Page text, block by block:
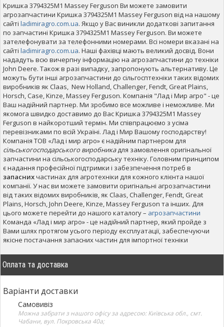
Кришка 3794325M1 Massey Ferguson Ви можете замовити
агрозапчастини Кришка 3794325M1 Massey Ferguson від на нашому
сайті ladimiragro.com.ua. Якщо у Вас виникли додаткові запитання
по запчастині Кришка 3794325M1 Massey Ferguson. Ви можете
зателефонувати за телефонними номерами. Всі номери вказані на
сайті ladimiragro.com.ua. Наші фахівці мають великий досвід. Вони
нададуть всю вичерпну інформацію на агрозапчастини до техніки
John Deere. Також в разі випадку, запропонують альтернативу. Це
можуть бути інші агрозапчастини до сільгосптехніки таких відомих
виробників як Claas, New Holland, Challenger, Fendt, Great Plains,
Horsch, Case, Kinze, Massey Ferguson. Компанія "Лад і Мир агро" - це
Ваш надійний партнер. Ми зробимо все можливе і неможливе. Ми
якомога швидко доставимо до Вас Кришка 3794325M1 Massey
Ferguson в найкоротший термін. Ми співпрацюємо з усіма
перевізниками по всій Україні. Лад і Мир Вашому господарству!
Компанія ТОВ «Лад і мир агро» є надійним партнером для
сільськогосподарського виробникадля замовлення оригінальної
запчастини на сільськогосподарську техніку. Головним принципом
є надання професійної підтримки і забезпечення потреб в
запаснихчастинах для агротехніки для кожного клієнта нашої
компанії. У нас ви можете замовити оригінальні агрозапчастини
від таких відомих виробників, як Claas, Challenger, Fendt, Great
Plains, Horsch, John Deere, Kinze, Massey Ferguson та інших. Для
цього можете перейти до нашого каталогу – агрозапчастини
Команда «Лад і мир агро» - це надійний партнер, який пройде з
Вами шлях протягом усього періоду експлуатації, забеспечуючи
якісне постачання запасних частин для імпортної техніки
Оплата та доставка
Варіанти доставки
Самовивіз
Можна забрати з нашого офісу за адресою: Київська обл., смт.
Чабани, вул. Покровська 40а;